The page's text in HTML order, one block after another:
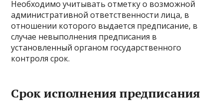
Необходимо учитывать отметку о возможной
административной ответственности лица, в
отношении которого выдается предписание, в
случае невыполнения предписания в
установленный органом государственного
контроля срок.
Срок исполнения предписания